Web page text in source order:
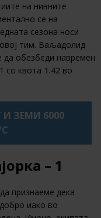
на нивните
се на
сезона носи
тим. Ваљадолид
да обезбеди навремен
со квота 1.42 во
И ЗЕМИ 6000
– 1
признаеме дека
иако во